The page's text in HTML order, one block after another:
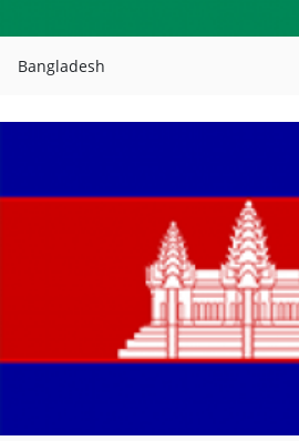
Bangladesh